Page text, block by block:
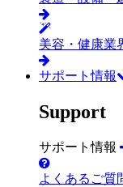
美容・健康業
サポート情報
Support
サポート情報
よくあるご質